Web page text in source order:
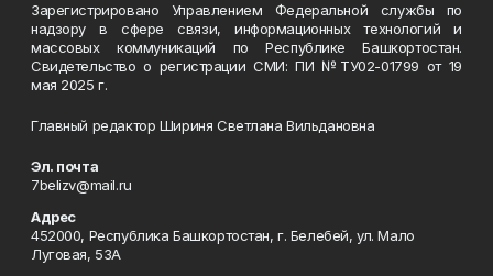
Зарегистрировано Управлением Федеральной службы по
надзору в сфере связи, информационных технологий и
массовых коммуникаций по Республике Башкортостан.
Свидетельство о регистрации СМИ: ПИ №ТУ02-01799 от 19
мая 2025 г.
Главный редактор Шириня Светлана Вильдановна
Эл. почта
7belizv@mail.ru
Адрес
452000, Республика Башкортостан, г. Белебей, ул. Мало
Луговая, 53А